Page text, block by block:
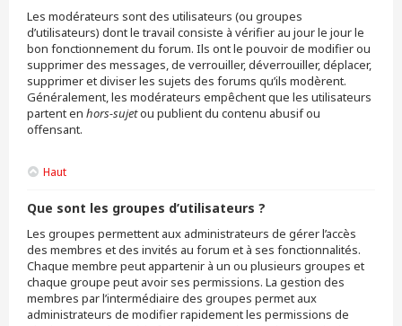
Les modérateurs sont des utilisateurs (ou groupes
d’utilisateurs) dont le travail consiste à vérifier au jour le jour le
bon fonctionnement du forum. Ils ont le pouvoir de modifier ou
supprimer des messages, de verrouiller, déverrouiller, déplacer,
supprimer et diviser les sujets des forums qu’ils modèrent.
Généralement, les modérateurs empêchent que les utilisateurs
partent en hors-sujetou publient du contenu abusif ou
offensant.
Haut
Que sont les groupes d’utilisateurs ?
Les groupes permettent aux administrateurs de gérer l’accès
des membres et des invités au forum et à ses fonctionnalités.
Chaque membre peut appartenir à un ou plusieurs groupes et
chaque groupe peut avoir ses permissions. La gestion des
membres par l’intermédiaire des groupes permet aux
administrateurs de modifier rapidement les permissions de